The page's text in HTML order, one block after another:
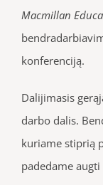
Macmillan
konferenciją.
Dalijimasis
darbo dalis.
kuriame stiprią
padedame